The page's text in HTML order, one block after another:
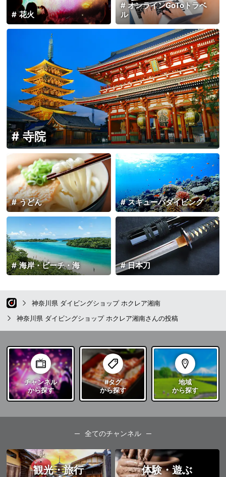
花火
オンラインGoToトラベ
ル
寺院
スキューバダイビング
うどん
日本刀
海岸・ビーチ・海
神奈川県 ダイビングショップ ホクレア湘南
神奈川県 ダイビングショップ ホクレア湘南さんの投稿
チャンネル
から探す
#タグ
から探す
地域
から探す
全てのチャンネル
観光・旅行 体験・遊ぶ